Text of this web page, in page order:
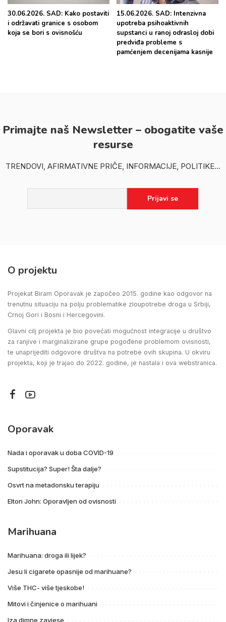
30.06.2026. SAD: Kako postaviti
i održavati granice s osobom
koja se bori s ovisnošću
15.06.2026. SAD: Intenzivna
upotreba psihoaktivnih
supstanci u ranoj odrasloj dobi
predviđa probleme s
pamćenjem decenijama kasnije
Primajte naš Newsletter – obogatite vaše
resurse
TRENDOVI, AFIRMATIVNE PRIČE, INFORMACIJE, POLITIKE...
O projektu
Projekat Biram Oporavak je započeo 2015. godine kao odgovor na
trenutnu situaciju na polju problematike zloupotrebe droga u Srbiji,
Crnoj Gori i Bosni i Hercegovini.
Glavni cilj projekta je bio povećati mogućnost integracije u društvo
za ranjive i marginalizirane grupe pogođene problemom ovisnosti,
te unaprijediti odgovore društva na potrebe ovih skupina. U okviru
projekta, koji je trajao do 2022. godine, je nastala i ova webstranica.
Oporavak
Nada i oporavak u doba COVID-19
Supstitucija? Super! Šta dalje?
Osvrt na metadonsku terapiju
Elton John: Oporavljen od ovisnosti
Marihuana
Marihuana: droga ili lijek?
Jesu li cigarete opasnije od marihuane?
Više THC- više tjeskobe!
Mitovi i činjenice o marihuani
Iza dimne zavjese